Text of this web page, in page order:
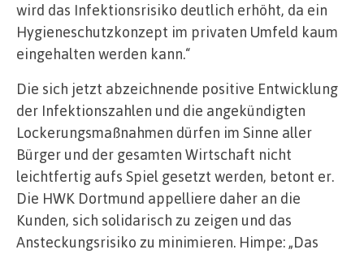
wird das Infektionsrisiko deutlich erhöht, da ein
Hygieneschutzkonzept im privaten Umfeld kaum
eingehalten werden kann.“
Die sich jetzt abzeichnende positive Entwicklung
der Infektionszahlen und die angekündigten
Lockerungsmaßnahmen dürfen im Sinne aller
Bürger und der gesamten Wirtschaft nicht
leichtfertig aufs Spiel gesetzt werden, betont er.
Die HWK Dortmund appelliere daher an die
Kunden, sich solidarisch zu zeigen und das
Ansteckungsrisiko zu minimieren. Himpe: „Das